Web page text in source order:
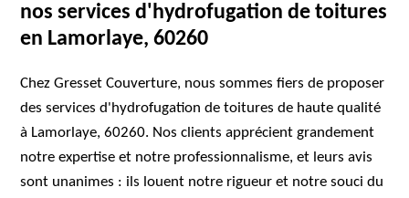
nos services d'hydrofugation de toitures
en Lamorlaye, 60260
Chez Gresset Couverture, nous sommes fiers de proposer
des services d'hydrofugation de toitures de haute qualité
à Lamorlaye, 60260. Nos clients apprécient grandement
notre expertise et notre professionnalisme, et leurs avis
sont unanimes : ils louent notre rigueur et notre souci du